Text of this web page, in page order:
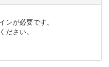
ンが必要です。
ださい。